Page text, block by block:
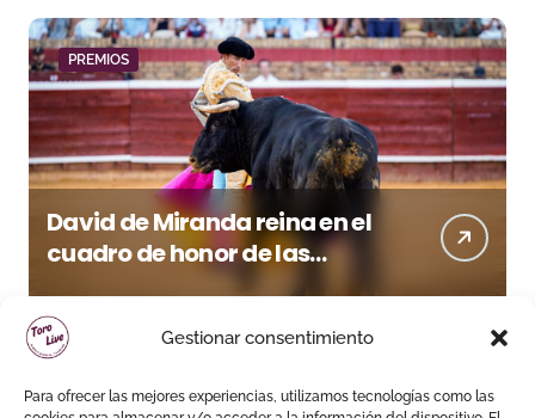
Gestionar consentimiento
Para ofrecer las mejores experiencias, utilizamos tecnologías como las
PREMIOS
David de Miranda reina en el
cuadro de honor de las
Colombinas 2026